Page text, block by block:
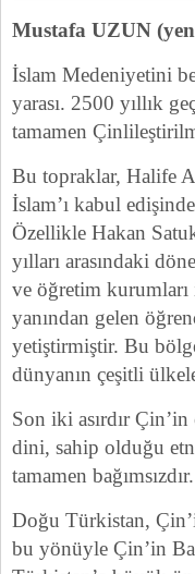
Mustafa UZUN
İslam Medeniyetini
yarası. 2500 yıllık
tamamen
Bu topraklar, Halife
İslam’ı kabul
Özellikle Hakan
yılları arasındaki
ve öğretim
yanından gelen
yetiştirmiştir. Bu
dünyanın çeşitli
Son iki asırdır
dini, sahip olduğu
tamamen bağımsızdır.
Doğu Türkistan,
bu yönüyle Çin’in